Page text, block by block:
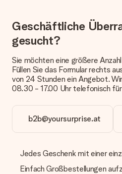
Wie kann ich meine Bestellung
Wir bieten die folgenden
mit normaler Überweisung,
Kreditkarte oder auf Rechnung
manuellen Überweisung
Geschenks jedoch um 3
Was, wenn das Geschenk
erfüllt?
Sollte das Geschenk wider
kontaktieren. Dort wird dir
Geschäftliche
gesucht?
Sie möchten eine größere
Füllen Sie das Formular rechts
von 24 Stunden ein Angebot.
08.30 - 17.00 Uhr telefonisch für
b2b@yoursurprise.at
Jedes Geschenk mit einer
Einfach Großbestellungen